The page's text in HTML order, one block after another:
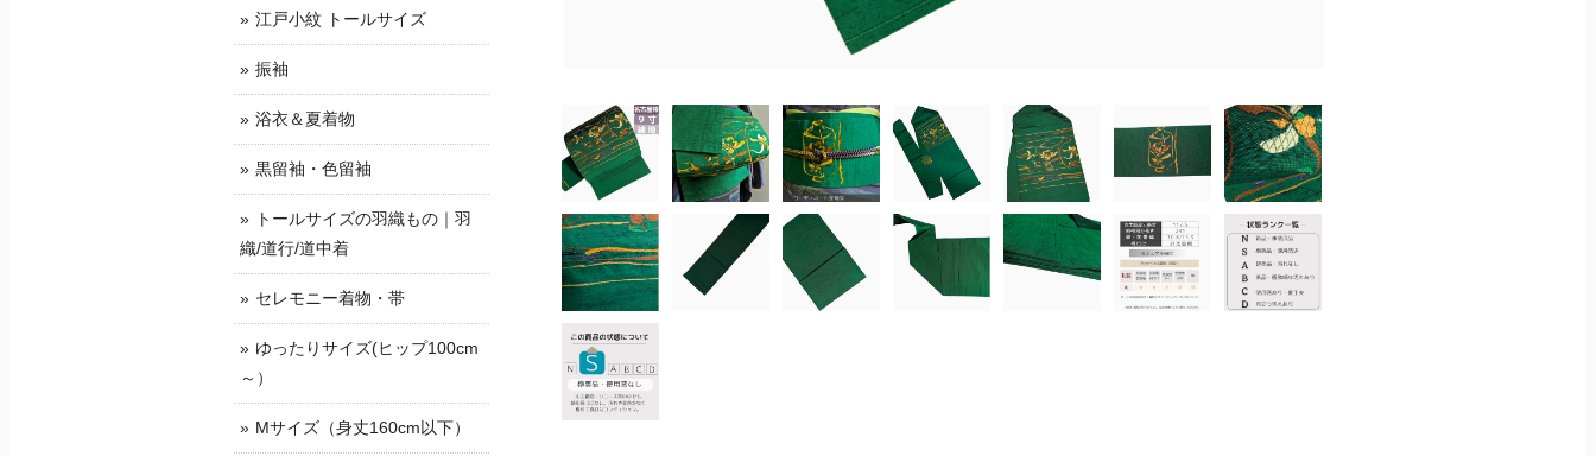
江戸小紋 トールサイズ
振袖
浴衣＆夏着物
黒留袖・色留袖
トールサイズの羽織もの｜羽
織/道行/道中着
セレモニー着物・帯
ゆったりサイズ(ヒップ100cm
～）
Mサイズ（身丈160cm以下）